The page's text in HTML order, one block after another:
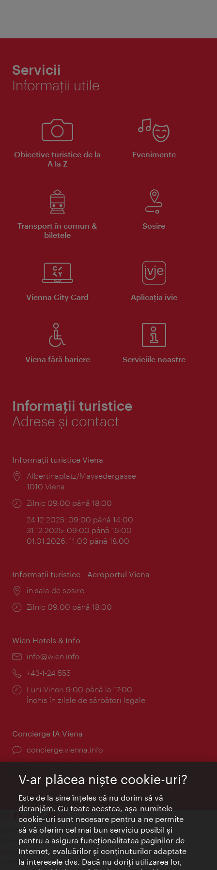
Servicii
Informaţii utile
Obiective turistice de la
A la Z
Evenimente
Transport în comun &
biletele
Sosire
Vienna City Card Aplicaţia ivie
Viena fără bariere Serviciile noastre
Informații turistice
Adrese și contact
Informaţii turistice Viena
Locul:
Albertinaplatz/Maysedergasse
1010 Viena
Program:
Zilnic 09:00 până 18:00
24.12.2025: 09:00 până 14:00
31.12.2025: 09:00 până 16:00
01.01.2026: 11:00 până 18:00
Informaţii turistice - Aeroportul Viena
Locul:
în sala de sosire
Program:
Zilnic 09:00 până 18:00
Wien Hotels & Info
E-
info@wien.info
Telefon:
+43-1-24 555
Program:
Luni-Vineri 9:00 până la 17:00
Închis în zilele de sărbători legale
Concierge IA Viena
concierge.vienna.info
Contact
Credits
Declaraţie privind protecţia datelor
Terms of Use
V-ar plăcea nişte cookie-uri?
Este de la sine înţeles că nu dorim să vă
deranjăm. Cu toate acestea, aşa-numitele
cookie-uri sunt necesare pentru a ne permite
să vă oferim cel mai bun serviciu posibil şi
pentru a asigura funcţionalitatea paginilor de
Internet, evaluărilor şi conţinuturilor adaptate
la interesele dvs. Dacă nu doriţi utilizarea lor,